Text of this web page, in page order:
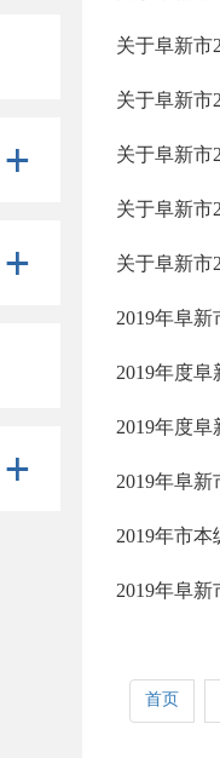
关于阜新市
关于阜新市
关于阜新市
关于阜新市
关于阜新市
2019年阜
2019年度
2019年度
2019年阜
2019年市
2019年阜
首页